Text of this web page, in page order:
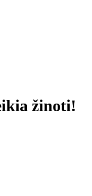
žinoti!